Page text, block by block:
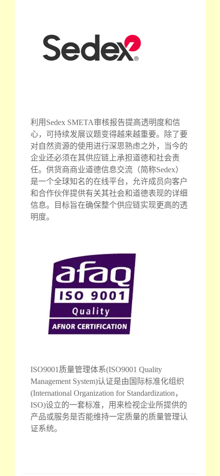
利用Sedex SMETA审核报告提高透明度和信
心，可持续发展议题变得越来越重要。除了要
对自然资源的使用进行深思熟虑之外，当今的
企业还必须在其供应链上承担道德和社会责
任。供货商商业道德信息交流（简称Sedex）
是一个全球知名的在线平台，允许成员向客户
和合作伙伴提供有关其社会和道德表现的详细
信息。目标旨在确保整个供应链实现更高的透
明度。
ISO9001质量管理体系(ISO9001 Quality
Management System)认证是由国际标准化组织
(International Organization for Standardization，
ISO)设立的一套标准，用来检视企业所提供的
产品或服务是否能维持一定质量的质量管理认
证系统。